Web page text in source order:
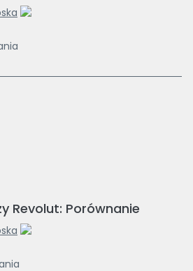
Revolut: Porównanie